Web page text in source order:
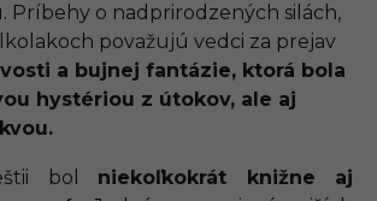
Príbehy o nadprirodzených silách,
považujú vedci za prejav
a bujnej fantázie, ktorá bola
hystériou z útokov, ale aj
bol niekoľkokrát knižne aj